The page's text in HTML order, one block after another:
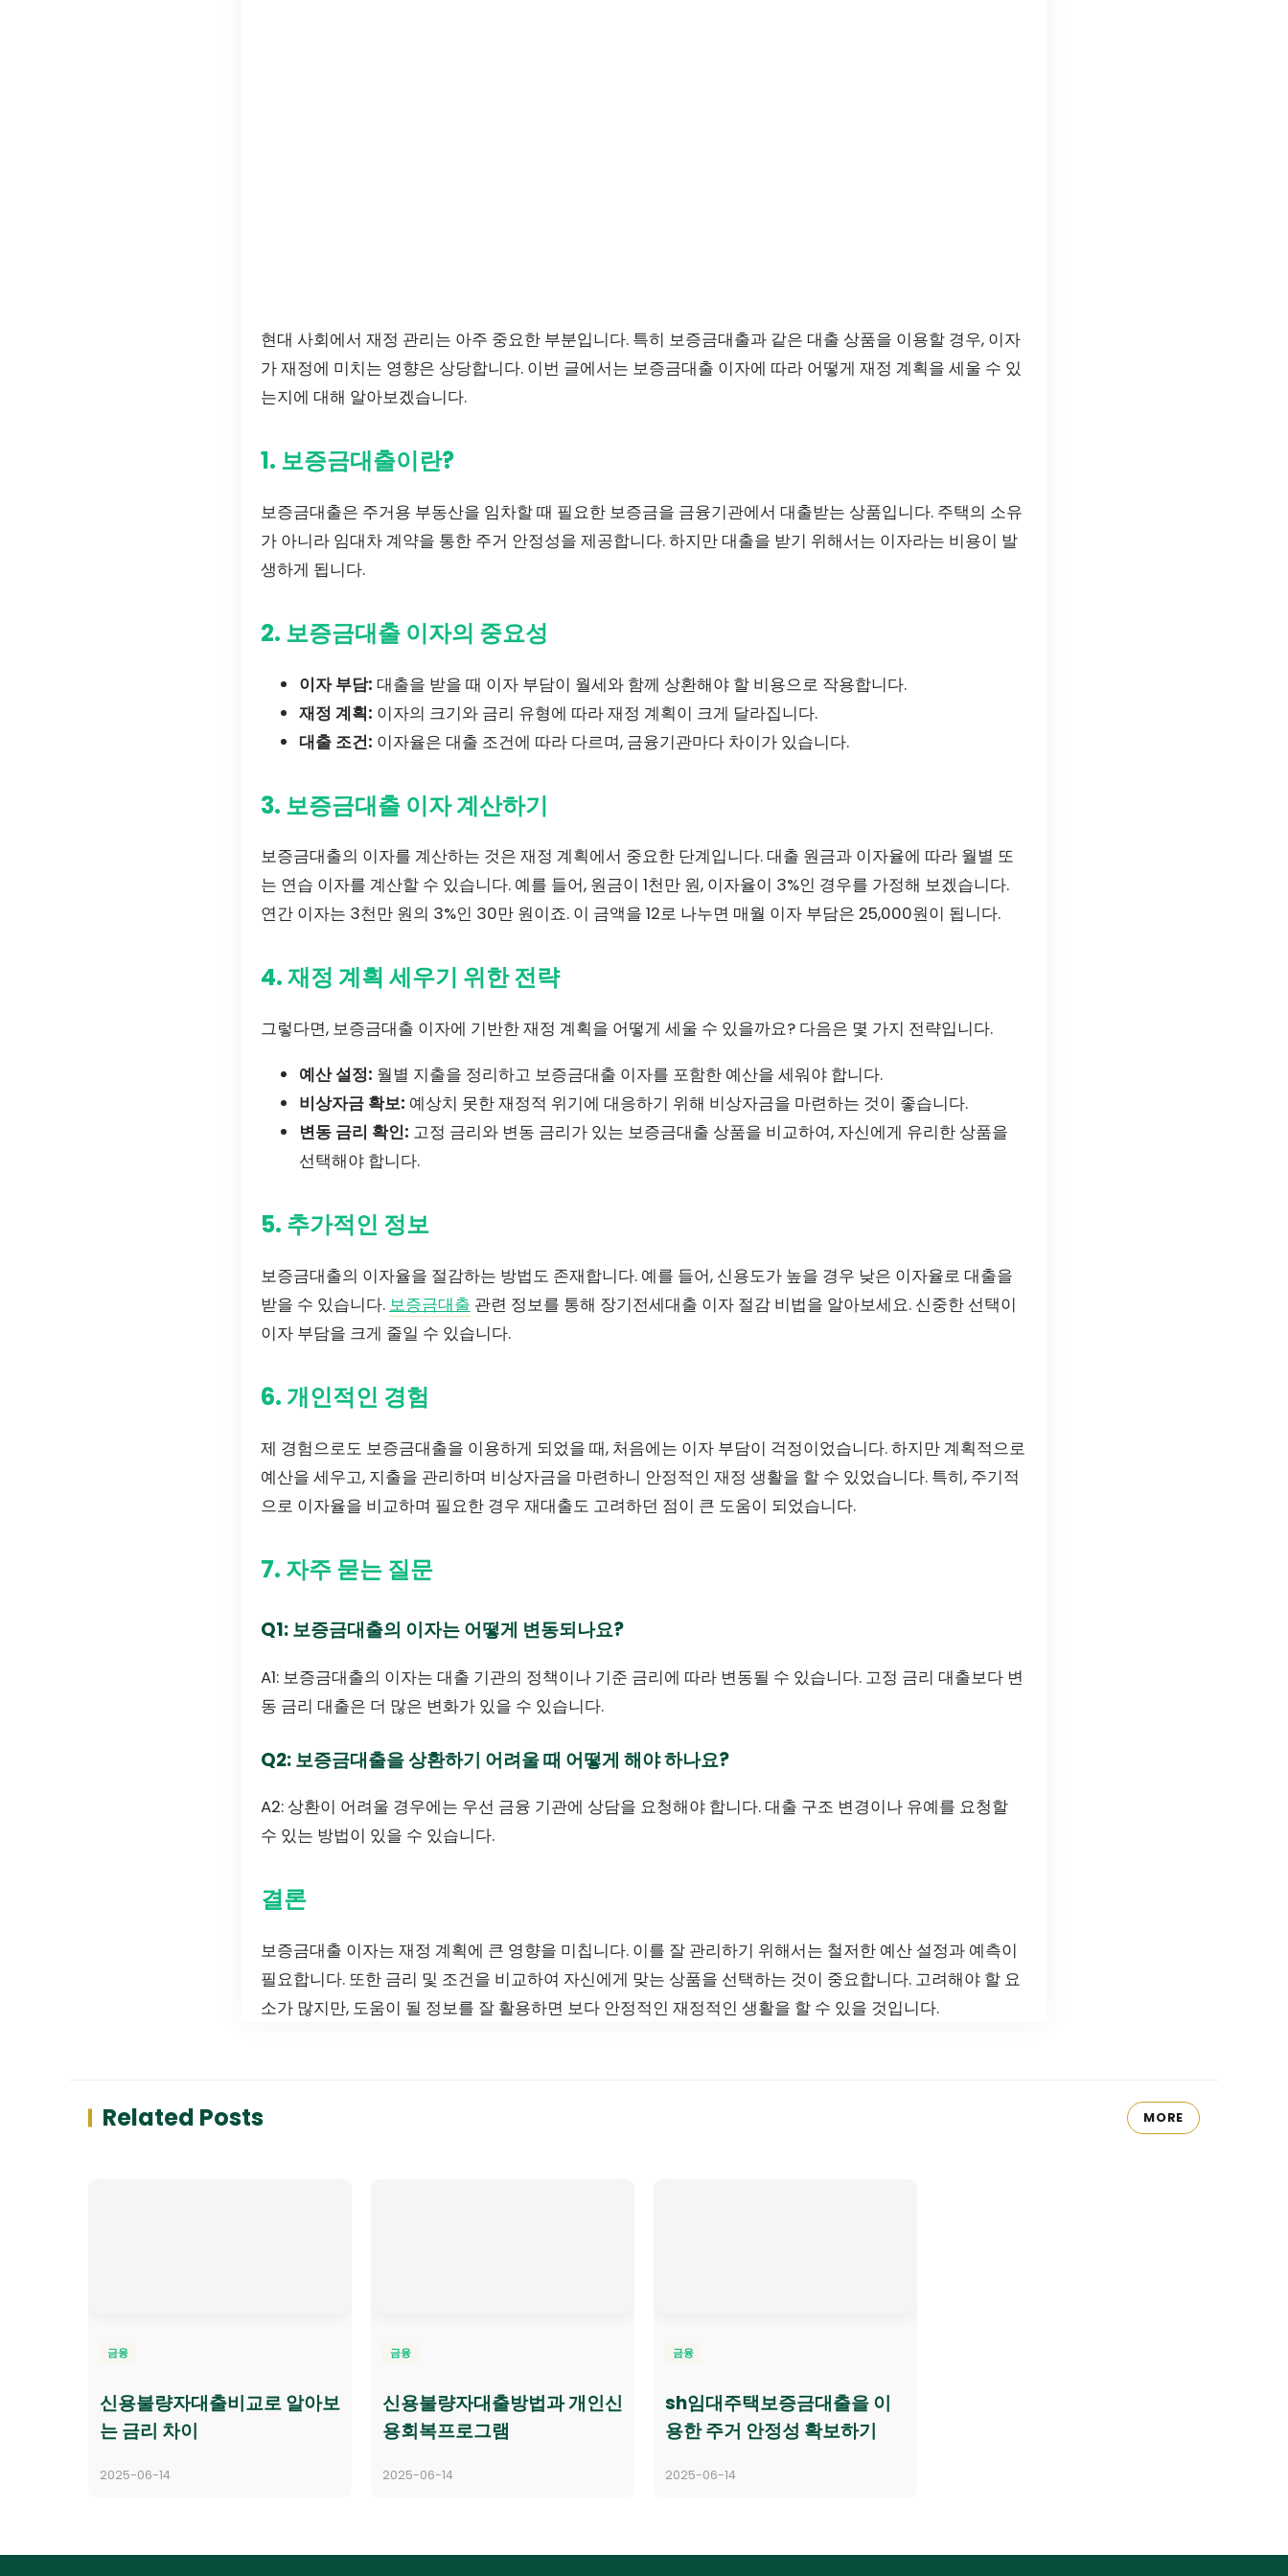
현대 사회에서 재정 관리는 아주 중요한 부분입니다. 특히 보증금대출과 같은 대출 상품을 이용할 경우, 이자
가 재정에 미치는 영향은 상당합니다. 이번 글에서는 보증금대출 이자에 따라 어떻게 재정 계획을 세울 수 있
는지에 대해 알아보겠습니다.
1. 보증금대출이란?
보증금대출은 주거용 부동산을 임차할 때 필요한 보증금을 금융기관에서 대출받는 상품입니다. 주택의 소유
가 아니라 임대차 계약을 통한 주거 안정성을 제공합니다. 하지만 대출을 받기 위해서는 이자라는 비용이 발
생하게 됩니다.
2. 보증금대출 이자의 중요성
이자 부담: 대출을 받을 때 이자 부담이 월세와 함께 상환해야 할 비용으로 작용합니다.
재정 계획: 이자의 크기와 금리 유형에 따라 재정 계획이 크게 달라집니다.
대출 조건: 이자율은 대출 조건에 따라 다르며, 금융기관마다 차이가 있습니다.
3. 보증금대출 이자 계산하기
보증금대출의 이자를 계산하는 것은 재정 계획에서 중요한 단계입니다. 대출 원금과 이자율에 따라 월별 또
는 연습 이자를 계산할 수 있습니다. 예를 들어, 원금이 1천만 원, 이자율이 3%인 경우를 가정해 보겠습니다.
연간 이자는 3천만 원의 3%인 30만 원이죠. 이 금액을 12로 나누면 매월 이자 부담은 25,000원이 됩니다.
4. 재정 계획 세우기 위한 전략
그렇다면, 보증금대출 이자에 기반한 재정 계획을 어떻게 세울 수 있을까요? 다음은 몇 가지 전략입니다.
예산 설정: 월별 지출을 정리하고 보증금대출 이자를 포함한 예산을 세워야 합니다.
비상자금 확보: 예상치 못한 재정적 위기에 대응하기 위해 비상자금을 마련하는 것이 좋습니다.
변동 금리 확인: 고정 금리와 변동 금리가 있는 보증금대출 상품을 비교하여, 자신에게 유리한 상품을
선택해야 합니다.
5. 추가적인 정보
보증금대출의 이자율을 절감하는 방법도 존재합니다. 예를 들어, 신용도가 높을 경우 낮은 이자율로 대출을
받을 수 있습니다. 보증금대출 관련 정보를 통해 장기전세대출 이자 절감 비법을 알아보세요. 신중한 선택이
이자 부담을 크게 줄일 수 있습니다.
6. 개인적인 경험
제 경험으로도 보증금대출을 이용하게 되었을 때, 처음에는 이자 부담이 걱정이었습니다. 하지만 계획적으로
예산을 세우고, 지출을 관리하며 비상자금을 마련하니 안정적인 재정 생활을 할 수 있었습니다. 특히, 주기적
으로 이자율을 비교하며 필요한 경우 재대출도 고려하던 점이 큰 도움이 되었습니다.
7. 자주 묻는 질문
Q1: 보증금대출의 이자는 어떻게 변동되나요?
A1: 보증금대출의 이자는 대출 기관의 정책이나 기준 금리에 따라 변동될 수 있습니다. 고정 금리 대출보다 변
동 금리 대출은 더 많은 변화가 있을 수 있습니다.
Q2: 보증금대출을 상환하기 어려울 때 어떻게 해야 하나요?
A2: 상환이 어려울 경우에는 우선 금융 기관에 상담을 요청해야 합니다. 대출 구조 변경이나 유예를 요청할
수 있는 방법이 있을 수 있습니다.
결론
보증금대출 이자는 재정 계획에 큰 영향을 미칩니다. 이를 잘 관리하기 위해서는 철저한 예산 설정과 예측이
필요합니다. 또한 금리 및 조건을 비교하여 자신에게 맞는 상품을 선택하는 것이 중요합니다. 고려해야 할 요
소가 많지만, 도움이 될 정보를 잘 활용하면 보다 안정적인 재정적인 생활을 할 수 있을 것입니다.
Related Posts MORE
금융
신용불량자대출비교로 알아보
는 금리 차이
2025-06-14
금융
신용불량자대출방법과 개인신
용회복프로그램
2025-06-14
금융
sh임대주택보증금대출을 이
용한 주거 안정성 확보하기
2025-06-14